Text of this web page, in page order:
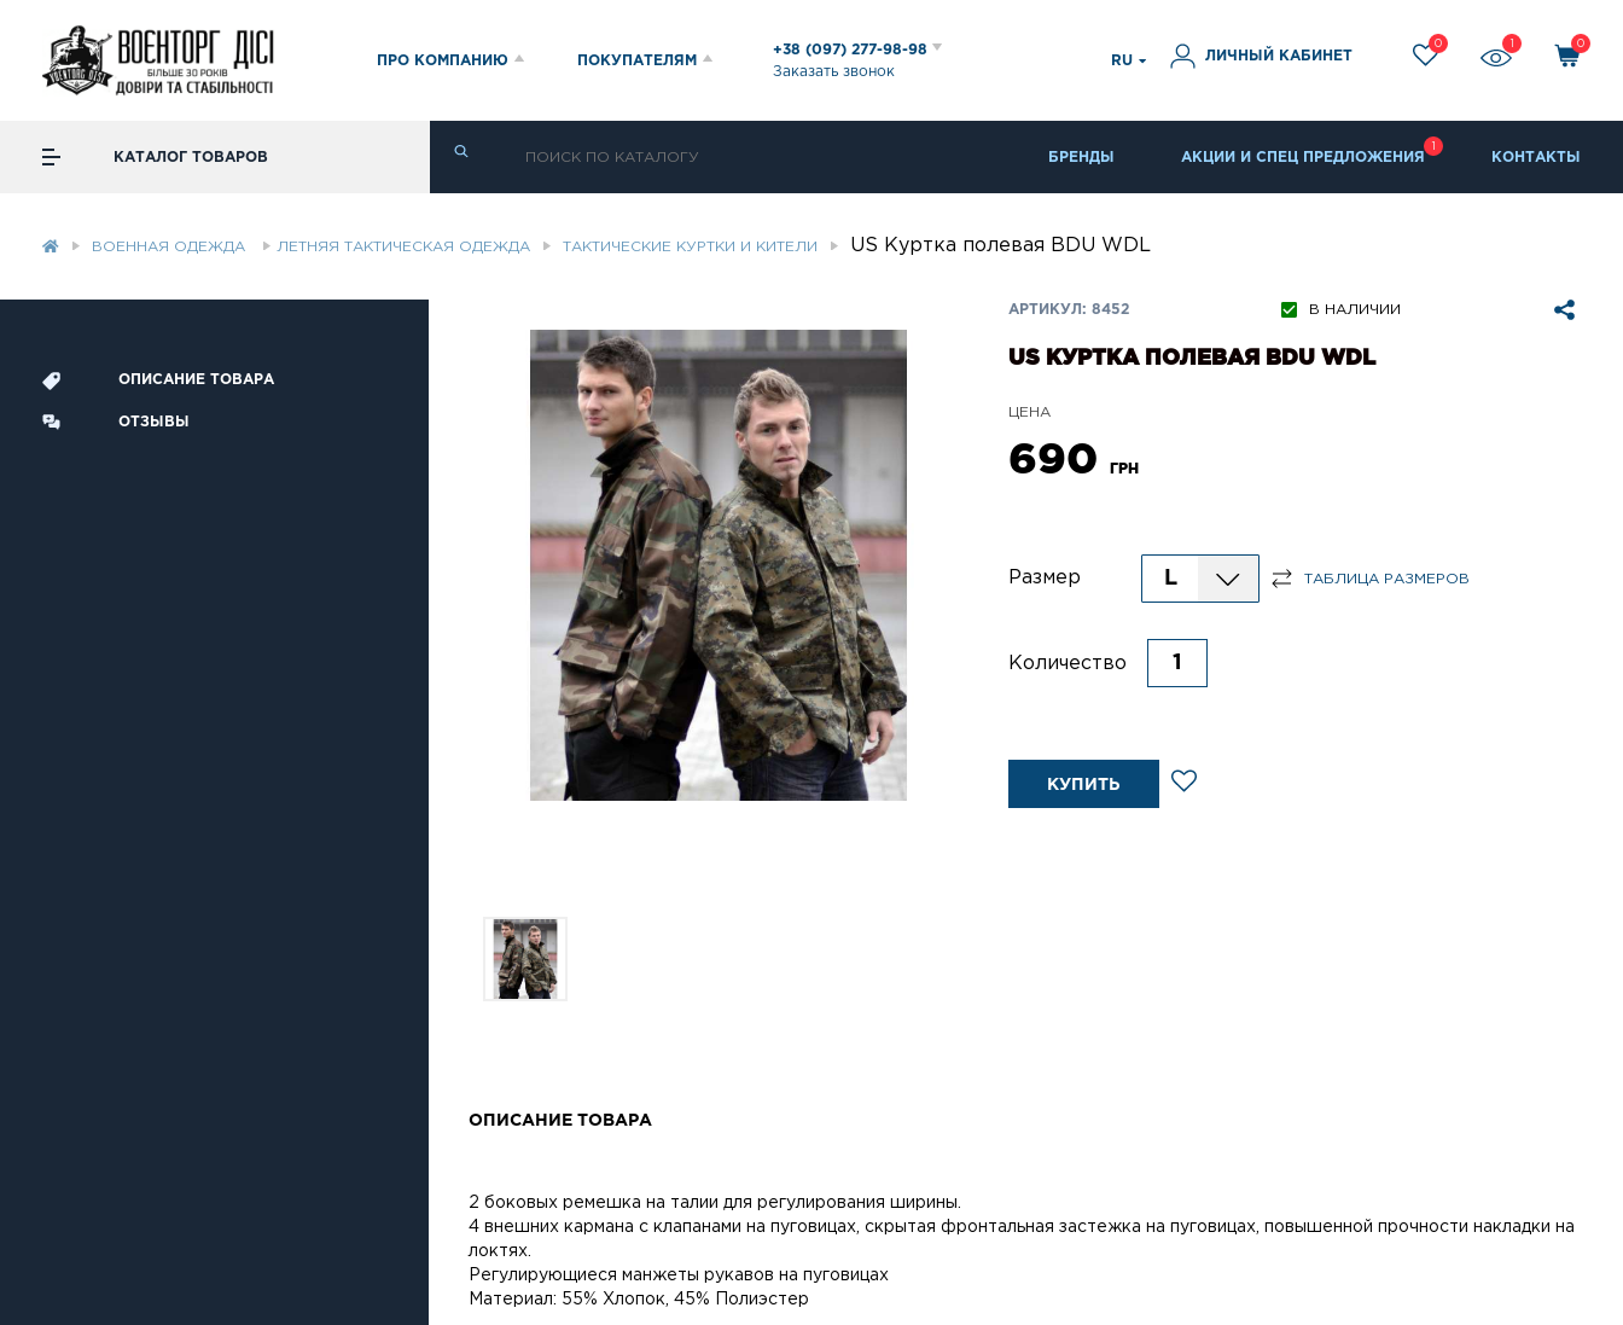
ПРО КОМПАНИЮ ПОКУПАТЕЛЯМ
+38 (097) 277-98-98
Заказать звонок
RU ЛИЧНЫЙ КАБИНЕТ
0 0
КАТАЛОГ ТОВАРОВ БРЕНДЫ АКЦИИ И СПЕЦ ПРЕДЛОЖЕНИЯ КОНТАКТЫ
ВОЕННАЯ ОДЕЖДА ЛЕТНЯЯ ТАКТИЧЕСКАЯ ОДЕЖДА ТАКТИЧЕСКИЕ КУРТКИ И КИТЕЛИ US Куртка полевая BDU WDL
ОПИСАНИЕ ТОВАРА
ОТЗЫВЫ
АРТИКУЛ: 8452 В НАЛИЧИИ
US КУРТКА ПОЛЕВАЯ BDU WDL
ЦЕНА
690 ГРН
Размер L ТАБЛИЦА РАЗМЕРОВ
Количество
КУПИТЬ
ОПИСАНИЕ ТОВАРА
2 боковых ремешка на талии для регулирования ширины.
4 внешних кармана с клапанами на пуговицах, скрытая фронтальная застежка на пуговицах, повышенной прочности накладки на
локтях.
Регулирующиеся манжеты рукавов на пуговицах
Материал: 55% Хлопок, 45% Полиэстер